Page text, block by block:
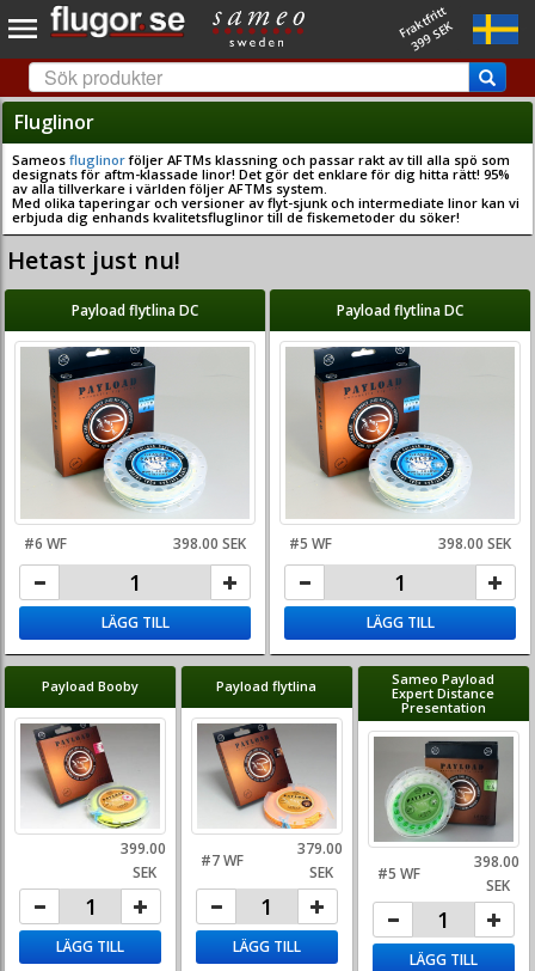
Fraktfritt
399 SEK
Fluglinor
Sameos fluglinorföljer AFTMs klassning och passar rakt av till alla spö som
designats för aftm-klassade linor! Det gör det enklare för dig hitta rätt! 95%
av alla tillverkare i världen följer AFTMs system.
Med olika taperingar och versioner av flyt-sjunk och intermediate linor kan vi
erbjuda dig enhands kvalitetsfluglinor till de fiskemetoder du söker!
Hetast just nu!
Payload flytlina DC
#6 WF 398.00 SEK
LÄGG TILL
Payload flytlina DC
#5 WF 398.00 SEK
LÄGG TILL
Payload Booby
399.00
SEK
LÄGG TILL
Payload flytlina
#7 WF
379.00
SEK
LÄGG TILL
Sameo Payload
Expert Distance
Presentation
#5 WF
398.00
SEK
LÄGG TILL